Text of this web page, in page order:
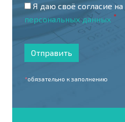
Я даю своё согласие на
персональных данных *
Отправить
*обязательно к заполнению